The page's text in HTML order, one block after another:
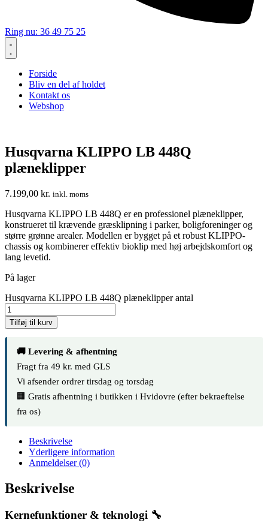
Ring nu: 36 49 75 25
Forside
Bliv en del af holdet
Kontakt os
Webshop
Husqvarna KLIPPO LB 448Q
plæneklipper
7.199,00 kr. inkl. moms
Husqvarna KLIPPO LB 448Q er en professionel plæneklipper,
konstrueret til krævende græsklipning i parker, boligforeninger og
større grønne arealer. Modellen er bygget på et robust KLIPPO-
chassis og kombinerer effektiv bioklip med høj arbejdskomfort og
lang levetid.
På lager
Husqvarna KLIPPO LB 448Q plæneklipper antal
Tilføj til kurv
🚚 Levering & afhentning
Fragt fra 49 kr. med GLS
Vi afsender ordrer tirsdag og torsdag
🏢 Gratis afhentning i butikken i Hvidovre (efter bekraeftelse
fra os)
Beskrivelse
Yderligere information
Anmeldelser (0)
Beskrivelse
Kernefunktioner & teknologi 🔧